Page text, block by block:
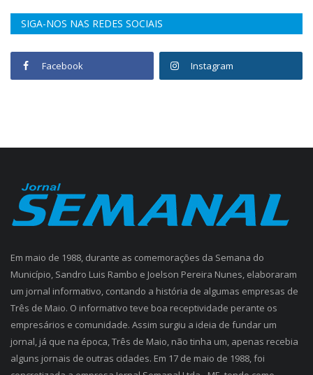
SIGA-NOS NAS REDES SOCIAIS
Facebook Instagram
Em maio de 1988, durante as comemorações da Semana do
Município, Sandro Luis Rambo e Joelson Pereira Nunes, elaboraram
um jornal informativo, contando a história de algumas empresas de
Três de Maio. O informativo teve boa receptividade perante os
empresários e comunidade. Assim surgiu a ideia de fundar um
jornal, já que na época, Três de Maio, não tinha um, apenas recebia
alguns jornais de outras cidades. Em 17 de maio de 1988, foi